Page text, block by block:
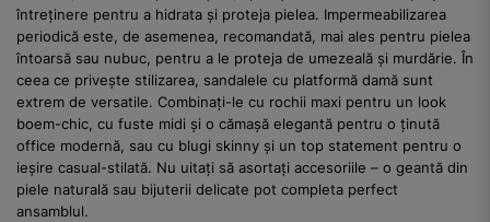
întreținere pentru a hidrata și proteja pielea. Impermeabilizarea
periodică este, de asemenea, recomandată, mai ales pentru pielea
întoarsă sau nubuc, pentru a le proteja de umezeală și murdărie. În
ceea ce privește stilizarea, sandalele cu platformă damă sunt
extrem de versatile. Combinați-le cu rochii maxi pentru un look
boem-chic, cu fuste midi și o cămașă elegantă pentru o ținută
office modernă, sau cu blugi skinny și un top statement pentru o
ieșire casual-stilată. Nu uitați să asortați accesoriile – o geantă din
piele naturală sau bijuterii delicate pot completa perfect
ansamblul.